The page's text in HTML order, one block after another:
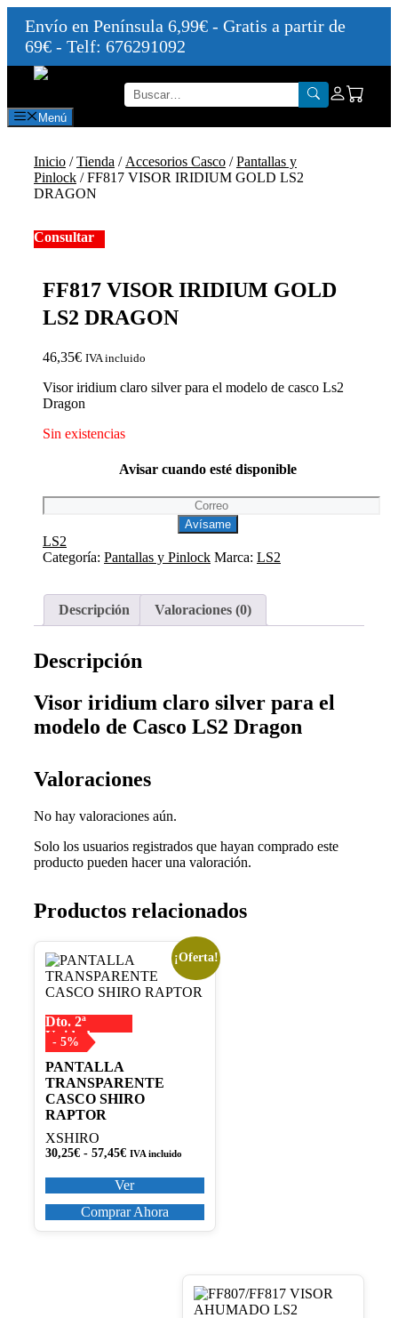
Envío en Península 6,99€ - Gratis a partir de
69€ - Telf: 676291092
Saltar
contenido
Menú
Inicio /Tienda / Accesorios Casco /Pantallas y
Pinlock / FF817 VISOR IRIDIUM GOLD LS2
DRAGON
Consultar
FF817 VISOR IRIDIUM GOLD
LS2 DRAGON
46,35€ IVA incluido
Visor iridium claro silver para el modelo de casco Ls2
Dragon
Sin existencias
Avisar cuando esté disponible
LS2
Categoría: Pantallas y Pinlock Marca: LS2
Descripción Valoraciones (0)
Descripción
Visor iridium claro silver para el
modelo de Casco LS2 Dragon
Valoraciones
No hay valoraciones aún.
Solo los usuarios registrados que hayan comprado este
producto pueden hacer una valoración.
Productos relacionados
¡Oferta!
Dto. 2ª
Unidad
- 5%
PANTALLA
TRANSPARENTE
CASCO SHIRO
RAPTOR
XSHIRO
30,25€ - 57,45€Rango
precios:
desde
30,25€
hasta
IVA incluido
Ver
Este
producto
tiene
variantes.
Las
opciones
se
pueden
elegir
en
la
página
Comprar Ahora